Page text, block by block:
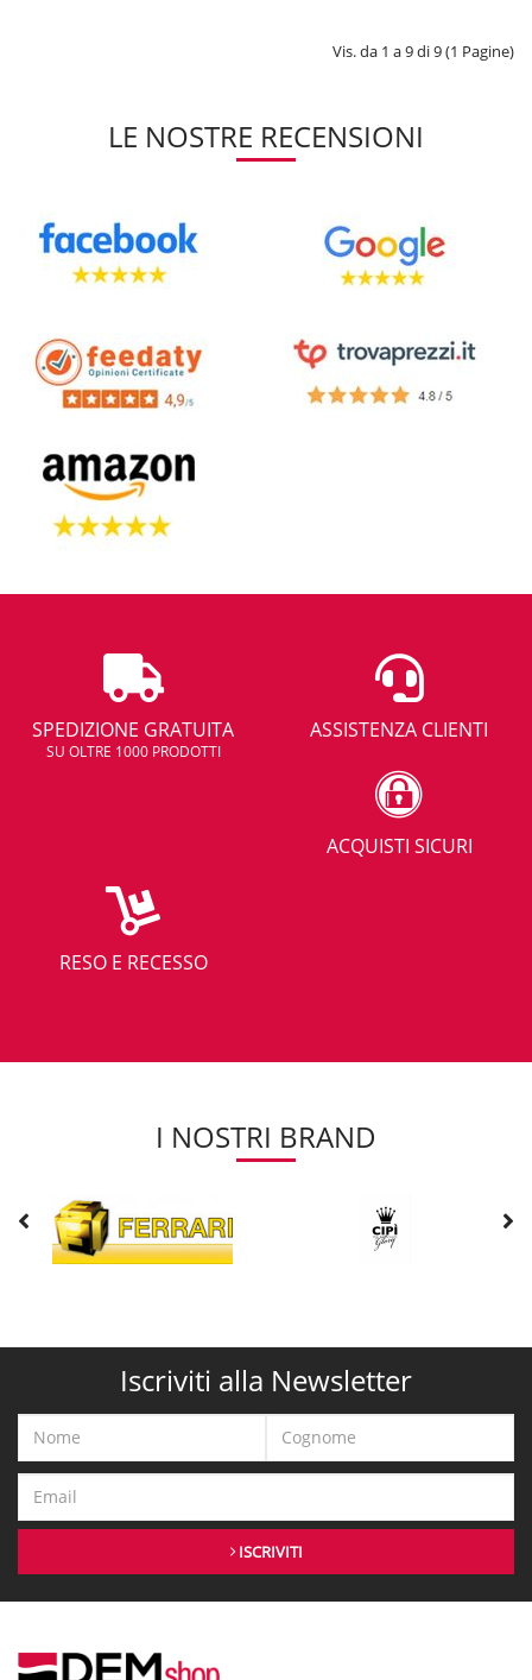
Vis. da 1 a 9 di 9 (1 Pagine)
LE NOSTRE RECENSIONI
SPEDIZIONE GRATUITA
SU OLTRE 1000 PRODOTTI
ASSISTENZA CLIENTI
ACQUISTI SICURI
RESO E RECESSO
I NOSTRI BRAND
Iscriviti alla Newsletter
ISCRIVITI